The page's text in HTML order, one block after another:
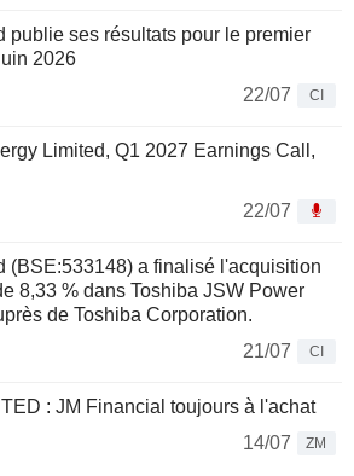
publie ses résultats pour le premier
2026
22/07
CI
Limited, Q1 2027 Earnings Call,
22/07
(BSE:533148) a finalisé l'acquisition
8,33 % dans Toshiba JSW Power
de Toshiba Corporation.
21/07
CI
: JM Financial toujours à l'achat
14/07
ZM